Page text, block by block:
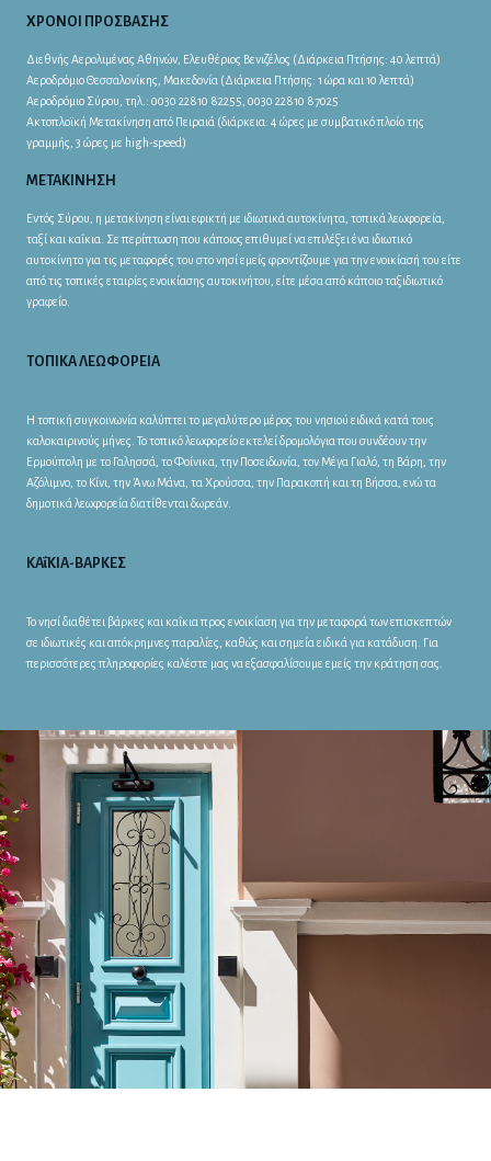
ΧΡΟΝΟΙ ΠΡΟΣΒΑΣΗΣ
Διεθνής Αερολιμένας Αθηνών, Ελευθέριος Βενιζέλος (Διάρκεια Πτήσης: 40 λεπτά)
Αεροδρόμιο Θεσσαλονίκης, Μακεδονία (Διάρκεια Πτήσης: 1 ώρα και 10 λεπτά)
Αεροδρόμιο Σύρου, τηλ.: 0030 22810 82255, 0030 22810 87025
Ακτοπλοϊκή Μετακίνηση από Πειραιά (διάρκεια: 4 ώρες με συμβατικό πλοίο της
γραμμής, 3 ώρες με high-speed)
ΜΕΤΑΚΙΝΗΣΗ
Εντός Σύρου, η μετακίνηση είναι εφικτή με ιδιωτικά αυτοκίνητα, τοπικά λεωφορεία,
ταξί και καΐκια. Σε περίπτωση που κάποιος επιθυμεί να επιλέξει ένα ιδιωτικό
αυτοκίνητο για τις μεταφορές του στο νησί εμείς φροντίζουμε για την ενοικίασή του είτε
από τις τοπικές εταιρίες ενοικίασης αυτοκινήτου, είτε μέσα από κάποιο ταξιδιωτικό
γραφείο.
ΤΟΠΙΚΑ ΛΕΩΦΟΡΕΙΑ
Η τοπική συγκοινωνία καλύπτει το μεγαλύτερο μέρος του νησιού ειδικά κατά τους
καλοκαιρινούς μήνες. Το τοπικό λεωφορείο εκτελεί δρομολόγια που συνδέουν την
Ερμούπολη με το Γαλησσά, το Φοίνικα, την Ποσειδωνία, τον Μέγα Γιαλό, τη Βάρη, την
Αζόλιμνο, το Κίνι, την Άνω Μάνα, τα Χρούσσα, την Παρακοπή και τη Βήσσα, ενώ τα
δημοτικά λεωφορεία διατίθενται δωρεάν.
ΚΑΐΚΙΑ-ΒΑΡΚΕΣ
Το νησί διαθέτει βάρκες και καΐκια προς ενοικίαση για την μεταφορά των επισκεπτών
σε ιδιωτικές και απόκρημνες παραλίες, καθώς και σημεία ειδικά για κατάδυση. Για
περισσότερες πληροφορίες καλέστε μας να εξασφαλίσουμε εμείς την κράτηση σας.